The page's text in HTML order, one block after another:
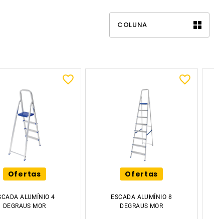
COLUNA
Ofertas
ALUMÍNIO 4
DEGRAUS MOR
Ofertas
ESCADA ALUMÍNIO 8
DEGRAUS MOR